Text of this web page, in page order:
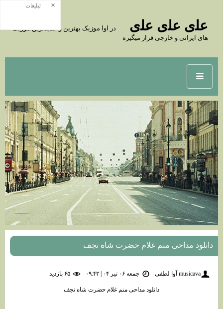
ﻋﻠى ﻋﻠى ﻋﻠى
در اوا موزیک بهترین و جدیدترین موزیک
های ایرانی و خارجی قرار میگیره
دانلود مداحی منم غلام حضرت شاه نجف
musicava آوا لطفی جمعه ۰۶ تیر ۰۴ | ۰۹:۴۳
دانلود مداحی منم غلام حضرت شاه نجف
تبلیغات ×